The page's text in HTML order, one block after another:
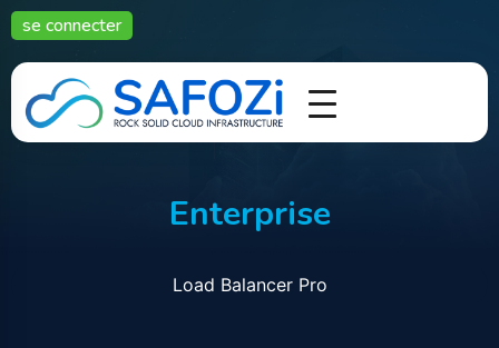
se connecter
Enterprise
Load Balancer Pro